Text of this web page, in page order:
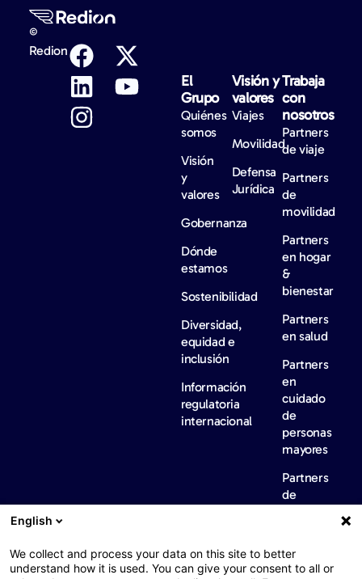
©
Redion
El
Grupo
Quiénes
somos
Visión
y
valores
Gobernanza
Dónde
estamos
Sostenibilidad
Diversidad,
equidad e
inclusión
Información
regulatoria
internacional
Visión y
valores
Viajes
Movilidad
Defensa
Jurídica
Trabaja
con
nosotros
Partners
de viaje
Partners
de
movilidad
Partners
en hogar
&
bienestar
Partners
en salud
Partners
en
cuidado
de
personas
mayores
Partners
de
NoticiasEmpleo Contacta
English
We collect and process your data on this site to better
understand how it is used. You can give your consent to all or